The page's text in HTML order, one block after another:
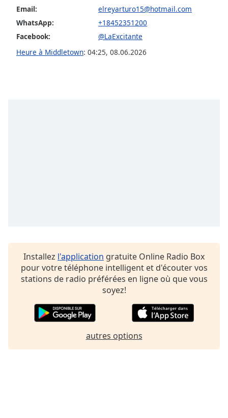
Opacity
Caption
Area
window.
Email:
elreyarturo15@hotmail.com
WhatsApp:
+18452351200
Facebook:
@LaExcitante
Heure à Middletown: 04:25, 08.06.2026
Installez l'application gratuite Online Radio Box
pour votre téléphone intelligent et d'écouter vos
stations de radio préférées en ligne où que vous
soyez!
autres options